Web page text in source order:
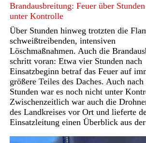
Brandausbreitung: Feuer über
unter Kontrolle
Über Stunden hinweg trotzten die
schweißtreibenden, intensiven
Löschmaßnahmen. Auch die
schritt voran: Etwa vier Stunden nach
Einsatzbeginn betraf das Feuer auf
größere Teiles des Daches. Auch nach
Stunden war es noch nicht unter
Zwischenzeitlich war auch die
des Landkreises vor Ort und lieferte
Einsatzleitung einen Überblick aus